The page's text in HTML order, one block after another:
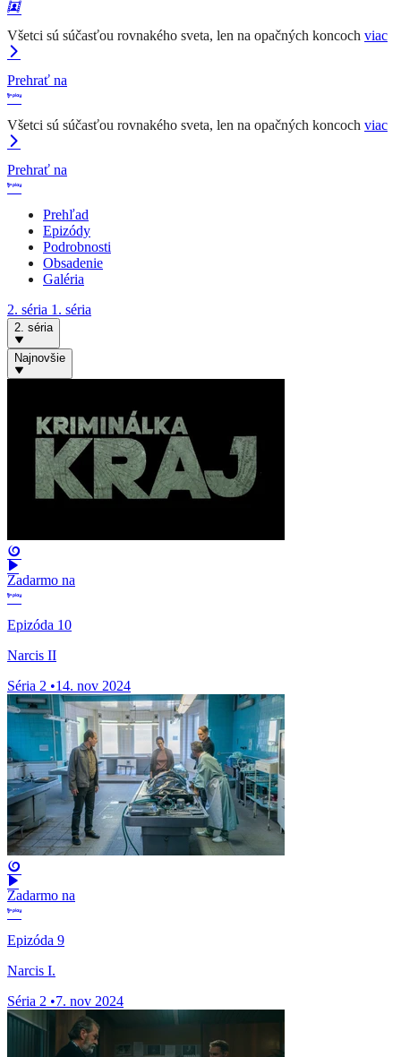
Všetci sú súčasťou rovnakého sveta, len na opačných koncoch viac
Prehrať na
Všetci sú súčasťou rovnakého sveta, len na opačných koncoch viac
Prehrať na
Prehľad
Epizódy
Podrobnosti
Obsadenie
Galéria
2. séria 1. séria
2. séria
Najnovšie
Zadarmo na
Epizóda 10
Narcis II
Séria 2 •14. nov 2024
Zadarmo na
Epizóda 9
Narcis I.
Séria 2 •7. nov 2024